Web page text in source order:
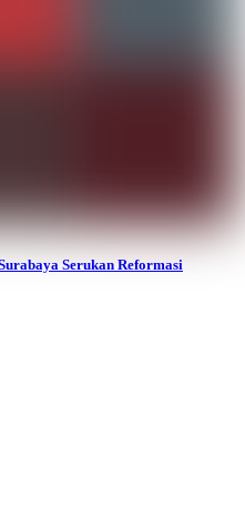
Serukan Reformasi